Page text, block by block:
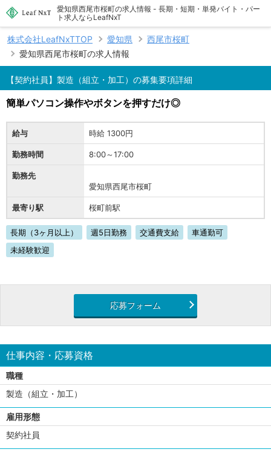
愛知県西尾市桜町の求人情報 - 長期・短期・単発バイト・パー
ト求人ならLeafNxT
株式会社LeafNxTTOP 愛知県
西尾市桜町
愛知県西尾市桜町の求人情報
【契約社員】製造（組立・加工）の募集要項詳細
簡単パソコン操作やボタンを押すだけ◎
給与 時給 1300円
勤務時間 8:00～17:00
勤務先
愛知県西尾市桜町
最寄り駅 桜町前駅
長期（3ヶ月以上） 週5日勤務 交通費支給
車通勤可
未経験歓迎
応募フォーム
仕事内容・応募資格
職種
製造（組立・加工）
雇用形態
契約社員